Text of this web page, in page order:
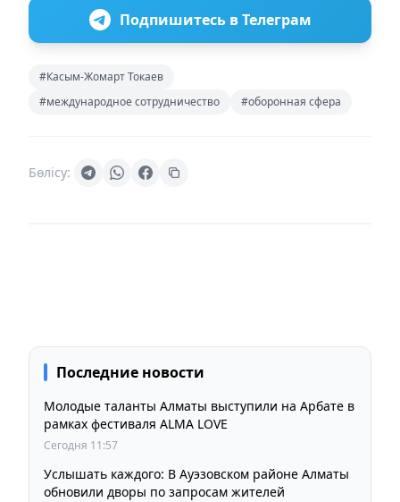
Подпишитесь в Телеграм
#Касым-Жомарт Токаев
#международное сотрудничество
#оборонная сфера
Бөлісу:
Последние новости
Молодые таланты Алматы выступили на Арбате в
рамках фестиваля ALMA LOVE
Сегодня 11:57
Услышать каждого: В Ауэзовском районе Алматы
обновили дворы по запросам жителей